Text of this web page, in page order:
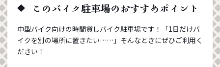
このバイク駐車場のおすすめポイント
中型バイク向けの時間貸しバイク駐車場です！「1日だけバ
イクを別の場所に置きたい……」そんなときにぜひご利用く
ださい！